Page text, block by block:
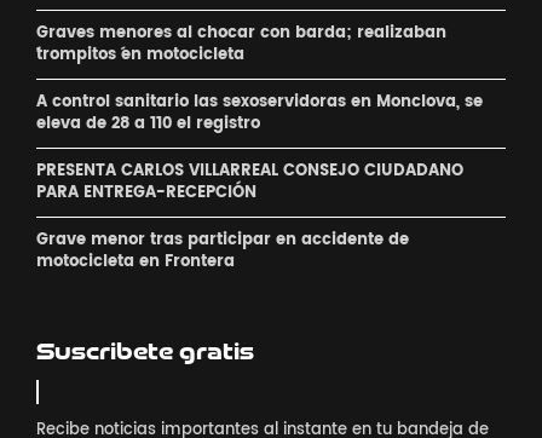
Graves menores al chocar con barda; realizaban
´trompitos ´en motocicleta
A control sanitario las sexoservidoras en Monclova, se
eleva de 28 a 110 el registro
PRESENTA CARLOS VILLARREAL CONSEJO CIUDADANO
PARA ENTREGA-RECEPCIÓN
Grave menor tras participar en accidente de
motocicleta en Frontera
Suscribete gratis
Recibe noticias importantes al instante en tu bandeja de